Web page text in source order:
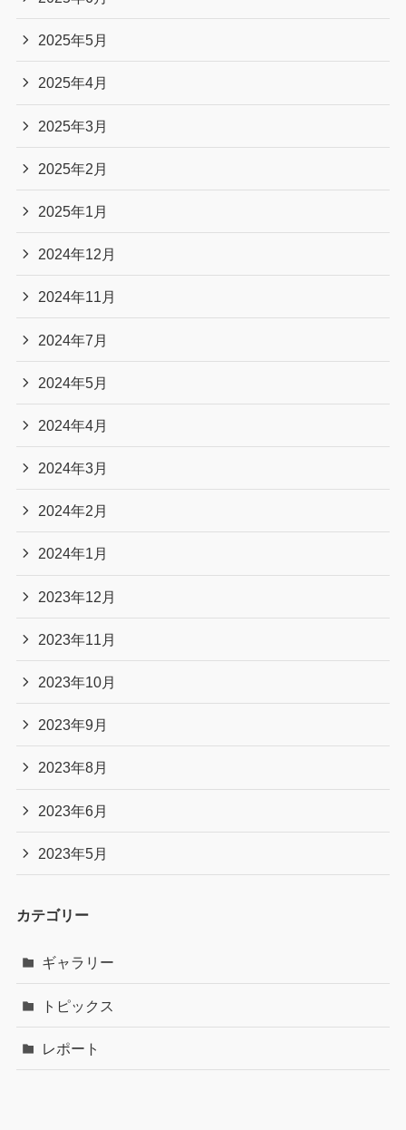
2025年5月
2025年4月
2025年3月
2025年2月
2025年1月
2024年12月
2024年11月
2024年7月
2024年5月
2024年4月
2024年3月
2024年2月
2024年1月
2023年12月
2023年11月
2023年10月
2023年9月
2023年8月
2023年6月
2023年5月
カテゴリー
ギャラリー
トピックス
レポート